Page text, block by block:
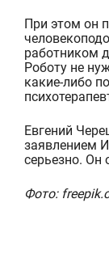
При этом он
работником
Роботуне
какие-либо
Евгений
заявлением
серьезно. Он
Фото: